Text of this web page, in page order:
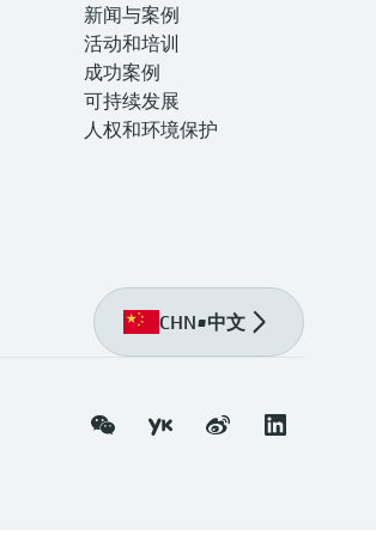
生涯
新闻与案例
活动和培训
成功案例
可持续发展
人权和环境保护
CHN•中文